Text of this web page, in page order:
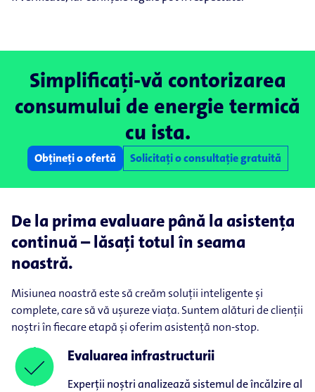
Simplificați-vă contorizarea
consumului de energie termică
cu ista.
Obțineți o ofertă Solicitați o consultație gratuită
De la prima evaluare până la asistența
continuă – lăsați totul în seama
noastră.
Misiunea noastră este să creăm soluții inteligente și
complete, care să vă ușureze viața. Suntem alături de clienții
noștri în fiecare etapă și oferim asistență non-stop.
Evaluarea infrastructurii
Experții noștri analizează sistemul de încălzire al